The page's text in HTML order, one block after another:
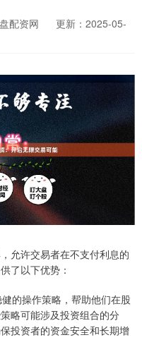
配资网
更新：2025-05-
允许交易者在不支付利息的
了以下优势：
的操作策略，帮助他们在股
略可能涉及投资组合的分
投资者的资金安全和长期增